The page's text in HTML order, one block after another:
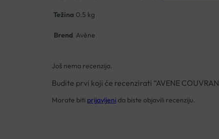
Težina 0.5 kg
Brend Avène
Još nema recenzija.
Budite prvi koji će recenzirati “AVENE
Morate biti prijavljeni da biste objavili recenziju.